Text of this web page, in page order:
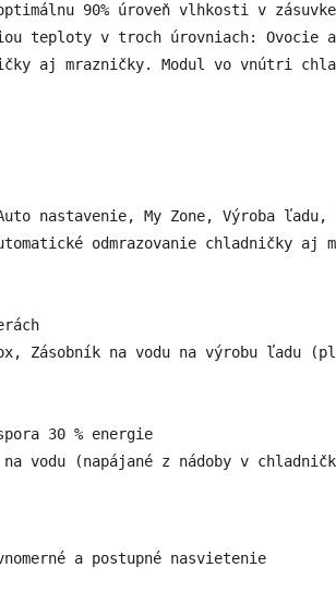
90% úroveň vlhkosti v
teploty v troch úrovniach: Ovocie
aj mrazničky. Modul vo vnútri
nastavenie, My Zone, Výroba
30 % energie
vodu (napájané z nádoby v
a postupné nasvietenie